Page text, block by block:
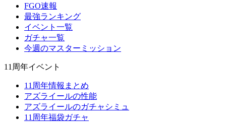
FGO速報
最強ランキング
イベント一覧
ガチャ一覧
今週のマスターミッション
11周年イベント
11周年情報まとめ
アズライールの性能
アズライールのガチャシミュ
11周年福袋ガチャ